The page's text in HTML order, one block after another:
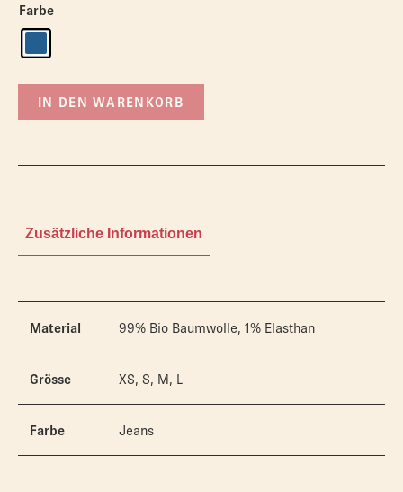
Farbe
IN DEN WARENKORB
Zusätzliche Informationen
Material 99% Bio Baumwolle, 1% Elasthan
Grösse XS, S, M, L
Farbe Jeans